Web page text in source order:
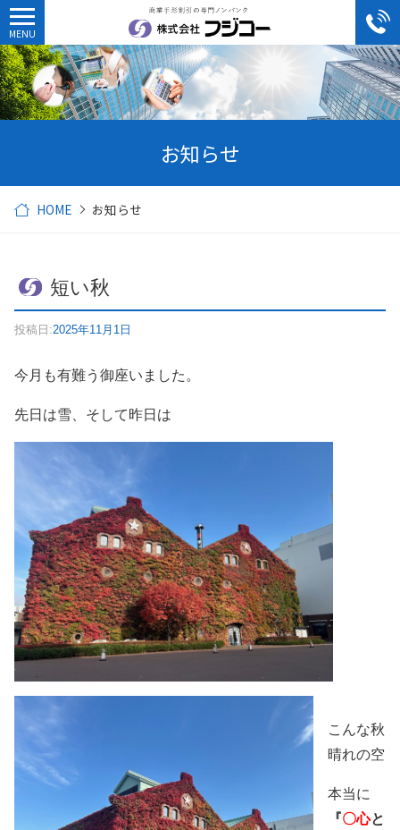
お知らせ
HOME お知らせ
短い秋
投稿日:2025年11月1日
今月も有難う御座いました。
先日は雪、そして昨日は
こんな秋
晴れの空
本当に
『〇心と